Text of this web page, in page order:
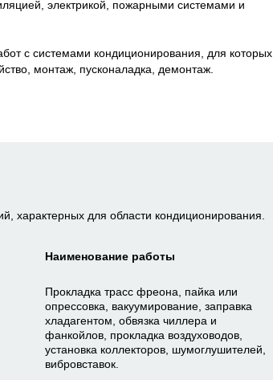
электрикой, пожарными системами и
с системами кондиционирования, для которых
монтаж, пусконаладка, демонтаж.
характерных для области кондиционирования.
Наименование работы
Прокладка трасс фреона, пайка или
опрессовка, вакуумирование, заправка
хладагентом, обвязка чиллера и
фанкойлов, прокладка воздуховодов,
установка коллекторов, шумоглушителей,
вибровставок.